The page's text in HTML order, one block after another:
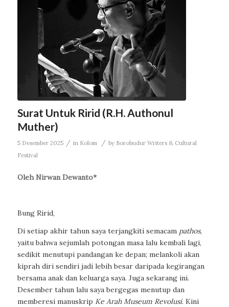
Surat Untuk Ririd (R.H. Authonul
Muther)
5 Desember 2025 / in Kolom / by Borobudur Writers & Cultural
Festival
Oleh Nirwan Dewanto*
Bung Ririd,
Di setiap akhir tahun saya terjangkiti semacam pathos,
yaitu bahwa sejumlah potongan masa lalu kembali lagi,
sedikit menutupi pandangan ke depan; melankoli akan
kiprah diri sendiri jadi lebih besar daripada kegirangan
bersama anak dan keluarga saya. Juga sekarang ini.
Desember tahun lalu saya bergegas menutup dan
memberesi manuskrip Ke Arah Museum Revolusi. Kini